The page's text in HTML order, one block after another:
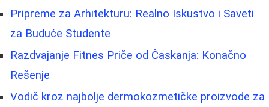
Pripreme za Arhitekturu: Realno Iskustvo i Saveti
za Buduće Studente
Razdvajanje Fitnes Priče od Časkanja: Konačno
Rešenje
Vodič kroz najbolje dermokozmetičke proizvode za